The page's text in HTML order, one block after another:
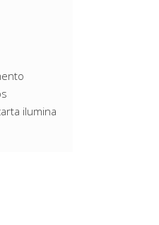
ilumina